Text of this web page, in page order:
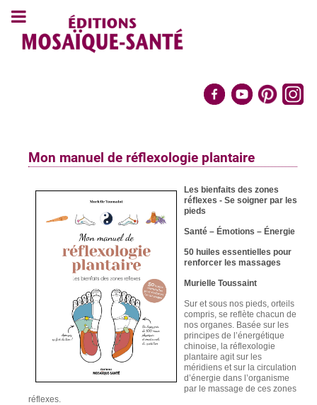
Mon manuel de réflexologie plantaire
Les bienfaits des zones
réflexes - Se soigner par les
pieds
Santé – Émotions – Énergie
50 huiles essentielles pour
renforcer les massages
Murielle Toussaint
Sur et sous nos pieds, orteils
compris, se reflète chacun de
nos organes. Basée sur les
principes de l’énergétique
chinoise, la réflexologie
plantaire agit sur les
méridiens et sur la circulation
d’énergie dans l’organisme
par le massage de ces zones
réflexes.